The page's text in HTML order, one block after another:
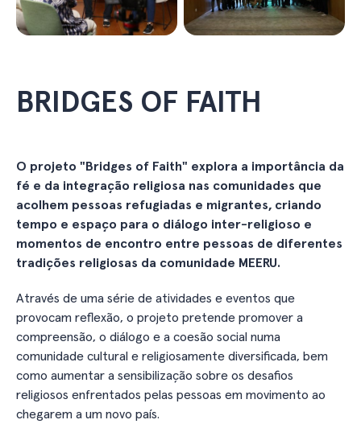
BRIDGES OF FAITH
O projeto "Bridges of Faith" explora a importância da
fé e da integração religiosa nas comunidades que
acolhem pessoas refugiadas e migrantes, criando
tempo e espaço para o diálogo inter-religioso e
momentos de encontro entre pessoas de diferentes
tradições religiosas da comunidade MEERU.
Através de uma série de atividades e eventos que
provocam reflexão, o projeto pretende promover a
compreensão, o diálogo e a coesão social numa
comunidade cultural e religiosamente diversificada, bem
como aumentar a sensibilização sobre os desafios
religiosos enfrentados pelas pessoas em movimento ao
chegarem a um novo país.